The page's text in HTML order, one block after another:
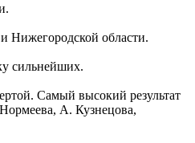
Нижегородской области.
сильнейших.
Самый высокий результат
А. Кузнецова,